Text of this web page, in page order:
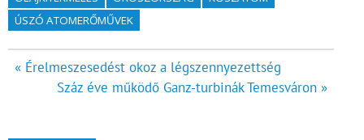
ÚSZÓ ATOMERŐMŰVEK
Bejegyzés
navigáció
« Érelmeszesedést okoz a légszennyezettség
Száz éve működő Ganz-turbinák Temesváron »